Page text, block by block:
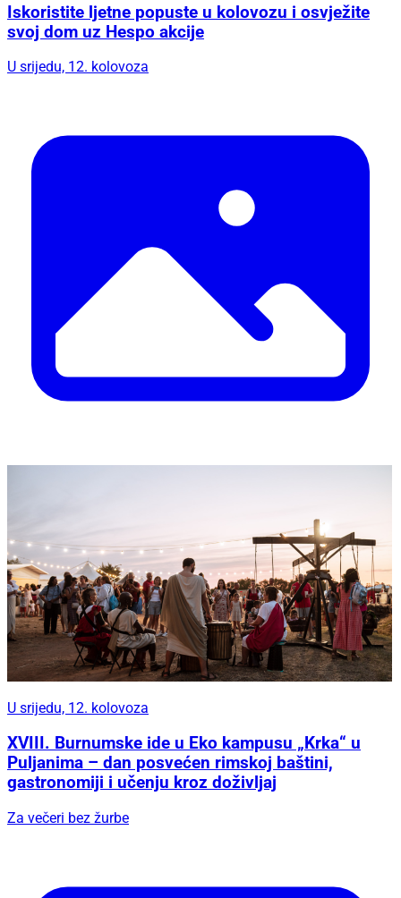
Iskoristite ljetne popuste u kolovozu i osvježite
svoj dom uz Hespo akcije
U srijedu, 12. kolovoza
U srijedu, 12. kolovoza
XVIII. Burnumske ide u Eko kampusu „Krka“ u
Puljanima – dan posvećen rimskoj baštini,
gastronomiji i učenju kroz doživljaj
Za večeri bez žurbe